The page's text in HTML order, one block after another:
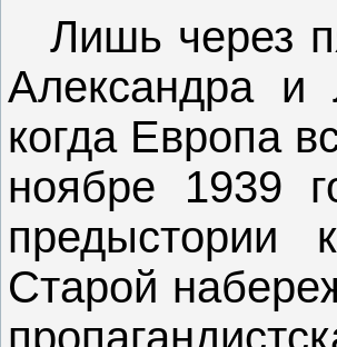
Лишь через
Александра и
когда Европа
ноябре 1939
предыстории
Старой